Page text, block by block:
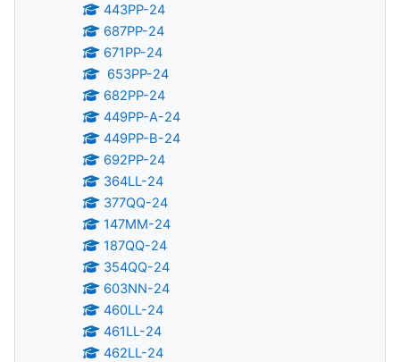
443PP-24
687PP-24
671PP-24
653PP-24
682PP-24
449PP-A-24
449PP-B-24
692PP-24
364LL-24
377QQ-24
147MM-24
187QQ-24
354QQ-24
603NN-24
460LL-24
461LL-24
462LL-24